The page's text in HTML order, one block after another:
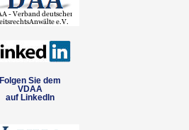
Folgen Sie dem
VDAA
auf LinkedIn